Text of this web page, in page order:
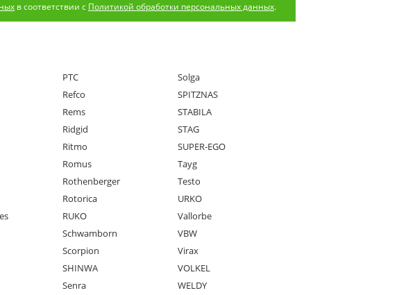
в соответствии с Политикой обработки персональных данных.
PTC
Refco
Rems
Ridgid
Ritmo
Romus
Rothenberger
Rotorica
RUKO
Schwamborn
Scorpion
SHINWA
Senra
Solga
SPITZNAS
STABILA
STAG
SUPER-EGO
Tayg
Testo
URKO
Vallorbe
VBW
Virax
VOLKEL
WELDY